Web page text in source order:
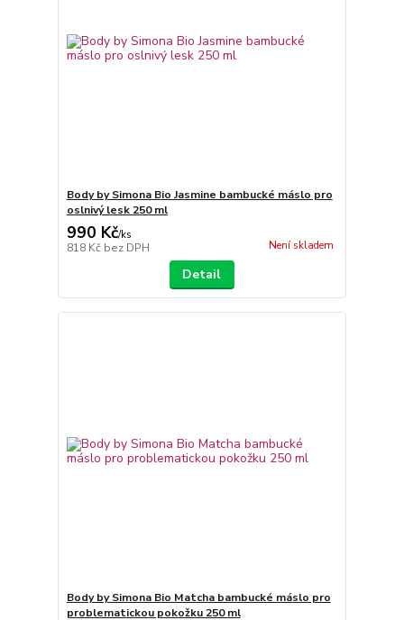
Body by Simona Bio Jasmine bambucké máslo pro
oslnivý lesk 250 ml
990 Kč/ks
818 Kč bez DPH Není skladem
Detail
Body by Simona Bio Matcha bambucké máslo pro
problematickou pokožku 250 ml